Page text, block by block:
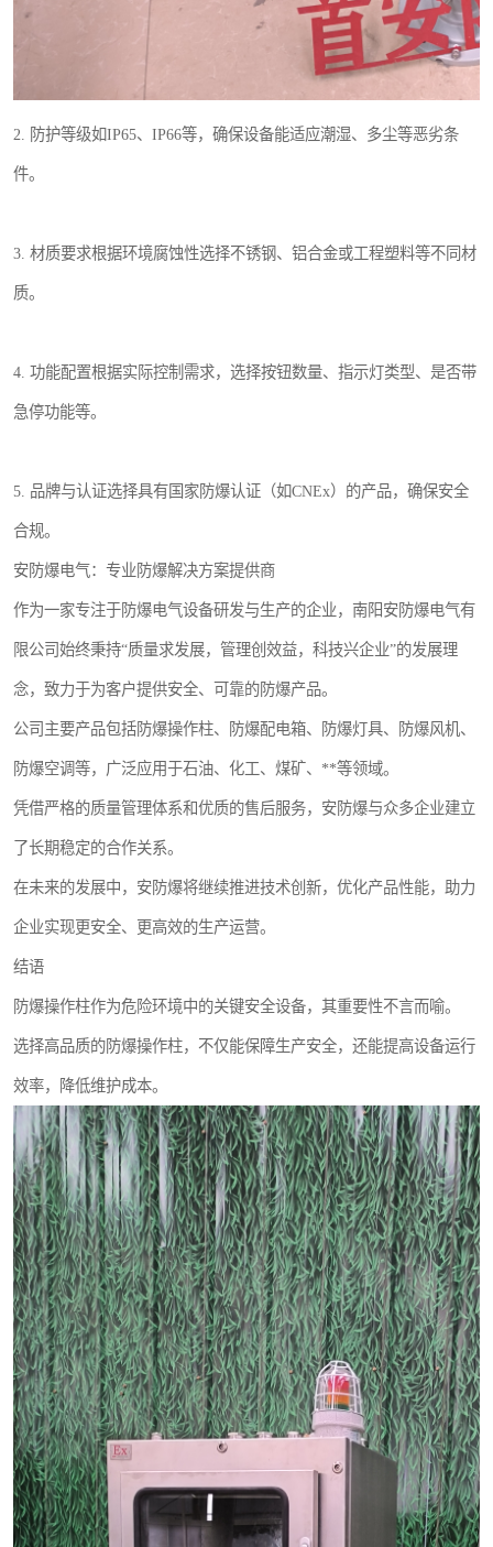
2. 防护等级如IP65、IP66等，确保设备能适应潮湿、多尘等恶劣条
件。
3. 材质要求根据环境腐蚀性选择不锈钢、铝合金或工程塑料等不同材
质。
4. 功能配置根据实际控制需求，选择按钮数量、指示灯类型、是否带
急停功能等。
5. 品牌与认证选择具有国家防爆认证（如CNEx）的产品，确保安全
合规。
安防爆电气：专业防爆解决方案提供商
作为一家专注于防爆电气设备研发与生产的企业，南阳安防爆电气有
限公司始终秉持“质量求发展，管理创效益，科技兴企业”的发展理
念，致力于为客户提供安全、可靠的防爆产品。
公司主要产品包括防爆操作柱、防爆配电箱、防爆灯具、防爆风机、
防爆空调等，广泛应用于石油、化工、煤矿、**等领域。
凭借严格的质量管理体系和优质的售后服务，安防爆与众多企业建立
了长期稳定的合作关系。
在未来的发展中，安防爆将继续推进技术创新，优化产品性能，助力
企业实现更安全、更高效的生产运营。
结语
防爆操作柱作为危险环境中的关键安全设备，其重要性不言而喻。
选择高品质的防爆操作柱，不仅能保障生产安全，还能提高设备运行
效率，降低维护成本。